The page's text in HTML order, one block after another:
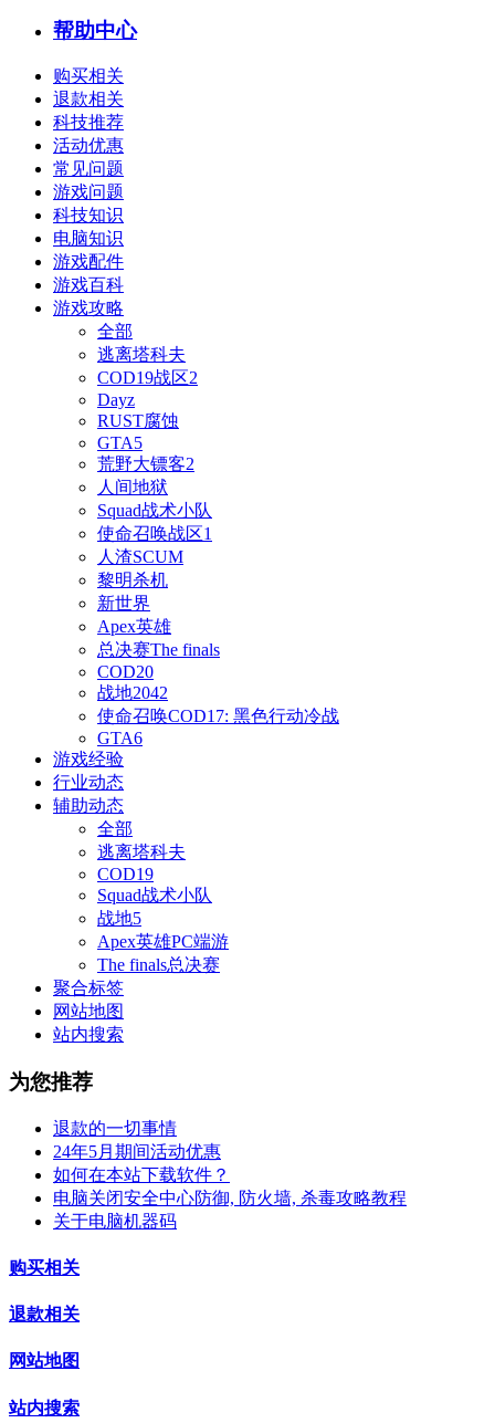
帮助中心
购买相关
退款相关
科技推荐
活动优惠
常见问题
游戏问题
科技知识
电脑知识
游戏配件
游戏百科
游戏攻略
全部
逃离塔科夫
COD19战区2
Dayz
RUST腐蚀
GTA5
荒野大镖客2
人间地狱
Squad战术小队
使命召唤战区1
人渣SCUM
黎明杀机
新世界
Apex英雄
总决赛The finals
COD20
战地2042
使命召唤COD17: 黑色行动冷战
GTA6
游戏经验
行业动态
辅助动态
全部
逃离塔科夫
COD19
Squad战术小队
战地5
Apex英雄PC端游
The finals总决赛
聚合标签
网站地图
站内搜索
为您推荐
退款的一切事情
24年5月期间活动优惠
如何在本站下载软件？
电脑关闭安全中心防御, 防火墙, 杀毒攻略教程
关于电脑机器码
购买相关
退款相关
网站地图
站内搜索